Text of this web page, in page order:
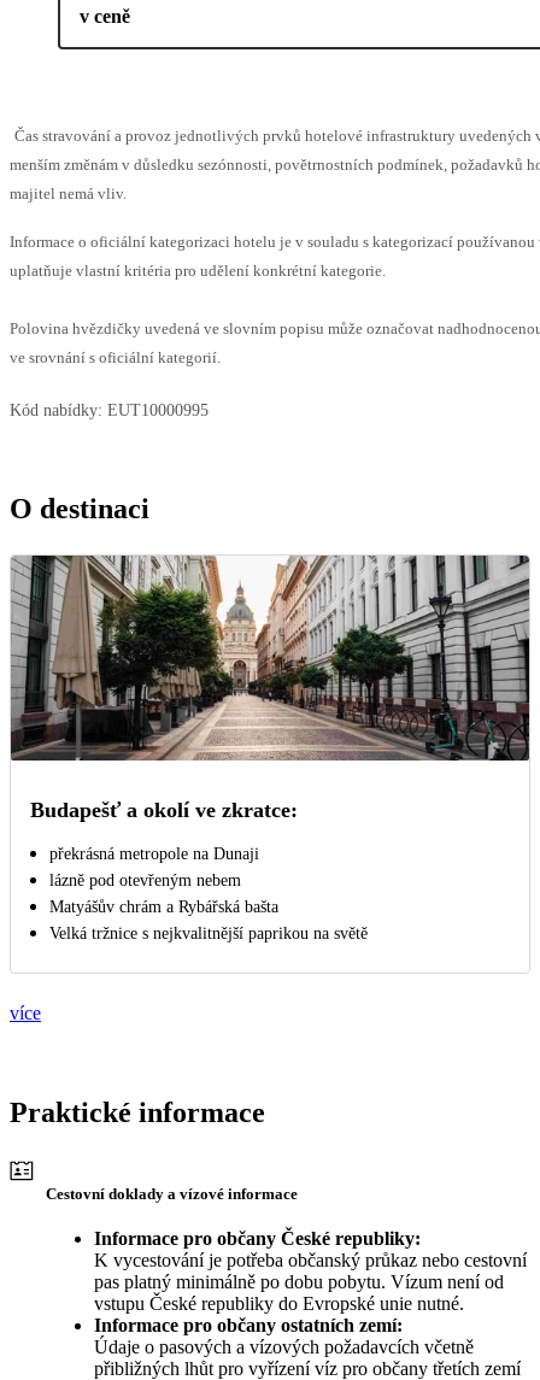
v ceně
Čas stravování a provoz jednotlivých prvků hotelové infrastruktury uvedených
menším změnám v důsledku sezónnosti, povětrnostních podmínek, požadavků
majitel nemá vliv.
Informace o oficiální kategorizaci hotelu je v souladu s kategorizací používanou
uplatňuje vlastní kritéria pro udělení konkrétní kategorie.
Polovina hvězdičky uvedená ve slovním popisu může označovat
ve srovnání s oficiální kategorií.
Kód nabídky: EUT10000995
O destinaci
Budapešť a okolí ve zkratce:
překrásná metropole na Dunaji
lázně pod otevřeným nebem
Matyášův chrám a Rybářská bašta
Velká tržnice s nejkvalitnější paprikou na světě
více
Praktické informace
Cestovní doklady a vízové informace
Informace pro občany České republiky:
K vycestování je potřeba občanský průkaz nebo cestovní
pas platný minimálně po dobu pobytu. Vízum není od
vstupu České republiky do Evropské unie nutné.
Informace pro občany ostatních zemí:
Údaje o pasových a vízových požadavcích včetně
přibližných lhůt pro vyřízení víz pro občany třetích zemí